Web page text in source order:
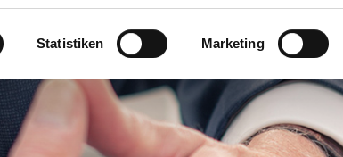
Statistiken Marketing